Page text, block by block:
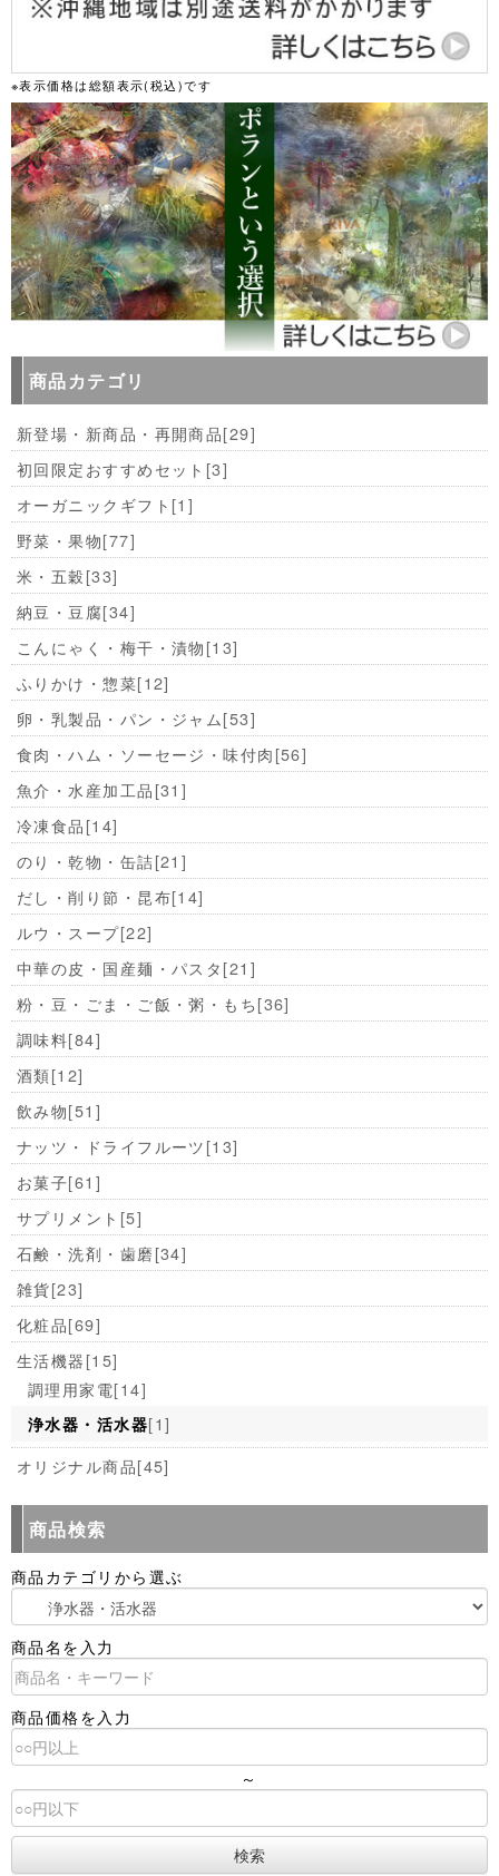
※表示価格は総額表示(税込)です
商品カテゴリ
新登場・新商品・再開商品[29]
初回限定おすすめセット [3]
オーガニックギフト [1]
野菜・果物[77]
米・五穀[33]
納豆・豆腐[34]
こんにゃく・梅干・漬物[13]
ふりかけ・惣菜[12]
卵・乳製品・パン・ジャム[53]
食肉・ハム・ソーセージ・味付肉[56]
魚介・水産加工品[31]
冷凍食品[14]
のり・乾物・缶詰[21]
だし・削り節・昆布[14]
ルウ・スープ[22]
中華の皮・国産麺・パスタ[21]
粉・豆・ごま・ご飯・粥・もち[36]
調味料[84]
酒類[12]
飲み物[51]
ナッツ・ドライフルーツ[13]
お菓子[61]
サプリメント [5]
石鹸・洗剤・歯磨[34]
雑貨[23]
化粧品[69]
生活機器[15]
調理用家電[14]
浄水器・活水器[1]
オリジナル商品[45]
商品検索
商品カテゴリから選ぶ
商品名を入力
商品価格を入力
～